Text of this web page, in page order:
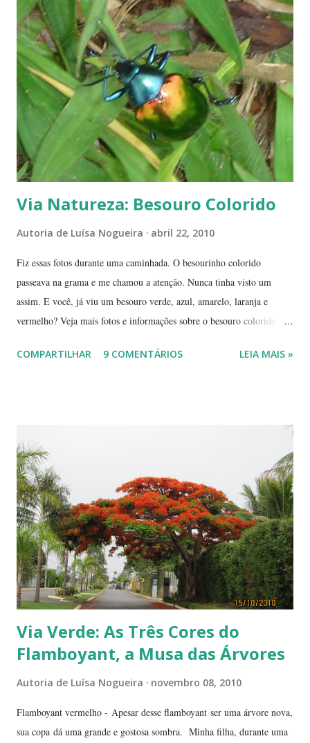
estação seca pode durar até 5 meses. Neste período o índice de
umidade relativa do ar chega, muitas vezes, no meio da tarde, a
índices inferiores a 15%. Por isto tantas queimadas acontecem entre
maio e setembro, período de estiagem. Um toco de cigarro ou algumas
brasas que ficaram de um pique-nique pode ser o começo de um
fogaréu. Há também os casos em que o fogo...
Via Natureza: Besouro Colorido
Autoria de Luísa Nogueira abril 22, 2010
Fiz essas fotos durante uma caminhada. O besourinho colorido
passeava na grama e me chamou a atenção. Nunca tinha visto um
assim. E você, já viu um besouro verde, azul, amarelo, laranja e
vermelho? Veja mais fotos e informações sobre o besouro colorido e a
Terra, aquele abraço! ------------ Dia da Terra - Veja aqui . -----------
COMPARTILHAR 9 COMENTÁRIOS LEIA MAIS »
Via Verde: As Três Cores do
Flamboyant, a Musa das Árvores
Autoria de Luísa Nogueira novembro 08, 2010
Flamboyant vermelho - Apesar desse flamboyant ser uma árvore nova,
sua copa dá uma grande e gostosa sombra. Minha filha, durante uma